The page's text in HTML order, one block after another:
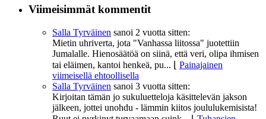
Viimeisimmät kommentit
Salla Tyrväinen sanoi 2 vuotta sitten:
Mietin uhriverta, jota "Vanhassa liitossa" juotettiin
Jumalalle. Hienosäätöä on siinä, että veri, olipa ihmisen
tai eläimen, kantoi henkeä, pu...
Painajainen
viimeisellä ehtoollisella
Salla Tyrväinen sanoi 3 vuotta sitten:
Kirjoitan tämän jo sukuluetteloja käsittelevän jakson
jälkeen, jottei unohdu - lämmin kiitos joululukemisista!